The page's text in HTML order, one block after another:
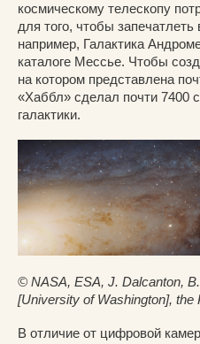
космическому телескопу
для того, чтобы
например, Галактика
каталоге Мессье. Чтобы
на котором представлена
«Хаббл» сделал почти 7400
галактики.
© NASA, ESA, J. Dalcanton,
[University of Washington], the
В отличие от цифровой